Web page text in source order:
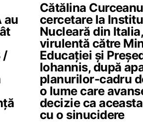
au
/
Cătălina
cercetare la
Nucleară din
virulentă către
Educației și
Iohannis, după
planurilor-cadru
o lume care
decizie ca
cu o sinucidere